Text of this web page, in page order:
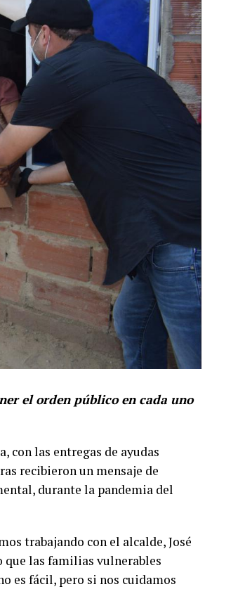
el orden público en cada uno
con las entregas de ayudas
recibieron un mensaje de
durante la pandemia del
trabajando con el alcalde, José
que las familias vulnerables
es fácil, pero si nos cuidamos